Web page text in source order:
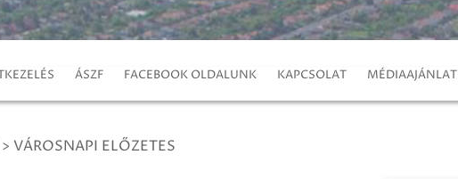
ÁSZF FACEBOOK OLDALUNK KAPCSOLAT MÉDIAAJÁNLAT
> VÁROSNAPI ELŐZETES